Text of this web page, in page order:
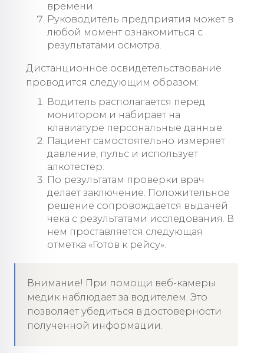
времени.
Руководитель предприятия может в
любой момент ознакомиться с
результатами осмотра.
Дистанционное освидетельствование
проводится следующим образом:
Водитель располагается перед
монитором и набирает на
клавиатуре персональные данные.
Пациент самостоятельно измеряет
давление, пульс и использует
алкотестер.
По результатам проверки врач
делает заключение. Положительное
решение сопровождается выдачей
чека с результатами исследования. В
нем проставляется следующая
отметка «Готов к рейсу».
Внимание! При помощи веб-камеры
медик наблюдает за водителем. Это
позволяет убедиться в достоверности
полученной информации.